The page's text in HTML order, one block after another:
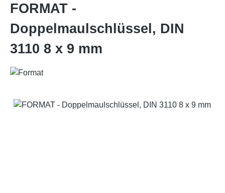
FORMAT -
Doppelmaulschlüssel, DIN
3110 8 x 9 mm
Bildergalerie überspringen